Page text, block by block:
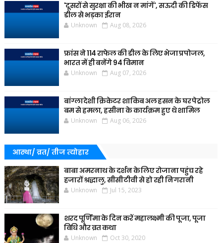
'दूसरों से सुरक्षा की भीख न मांगें', सऊदी की डिफेंस
डील से भड़का ईरान
Unknown Aug 08, 2026
फ्रांस ने 114 राफेल की डील के लिए भेजा प्रपोजल,
भारत में ही बनेंगे 94 विमान
Unknown Aug 07, 2026
बांग्लादेशी क्रिकेटर शाकिब अल हसन के घर पेट्रोल
बम से हमला, हसीना के कार्यक्रम हुए थे शामिल
Unknown Aug 06, 2026
आस्था/ व्रत/ तीज त्‍योहार
बाबा अमरनाथ के दर्शन के लिए रोजाना पहुंच रहे
हजारों श्रद्धालु, सीसीटीवी से हो रही निगरानी
Unknown Jul 15, 2023
शरद पूर्णिमा के दिन करें महालक्ष्मी की पूजा, पूजा
विधि और व्रत कथा
Unknown Oct 30, 2020